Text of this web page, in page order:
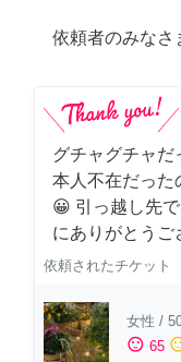
依頼者のみなさ
グチャグチャだ
本人不在だった
😀 引っ越し先
にありがとうご
依頼されたチケット
女性 /
sentiment_satisfied 65